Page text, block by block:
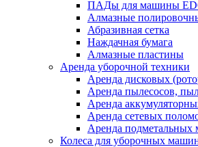
ПАДы для машины
Алмазные
Абразивная сетка
Наждачная бумага
Алмазные пластины
Аренда уборочной техники
Аренда дисковых
Аренда пылесосов,
Аренда
Аренда сетевых
Аренда подметальных
Колеса для уборочных